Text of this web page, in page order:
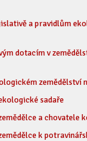
a pravidlům
dotacím v
zemědělství
sadaře
a chovatele
k